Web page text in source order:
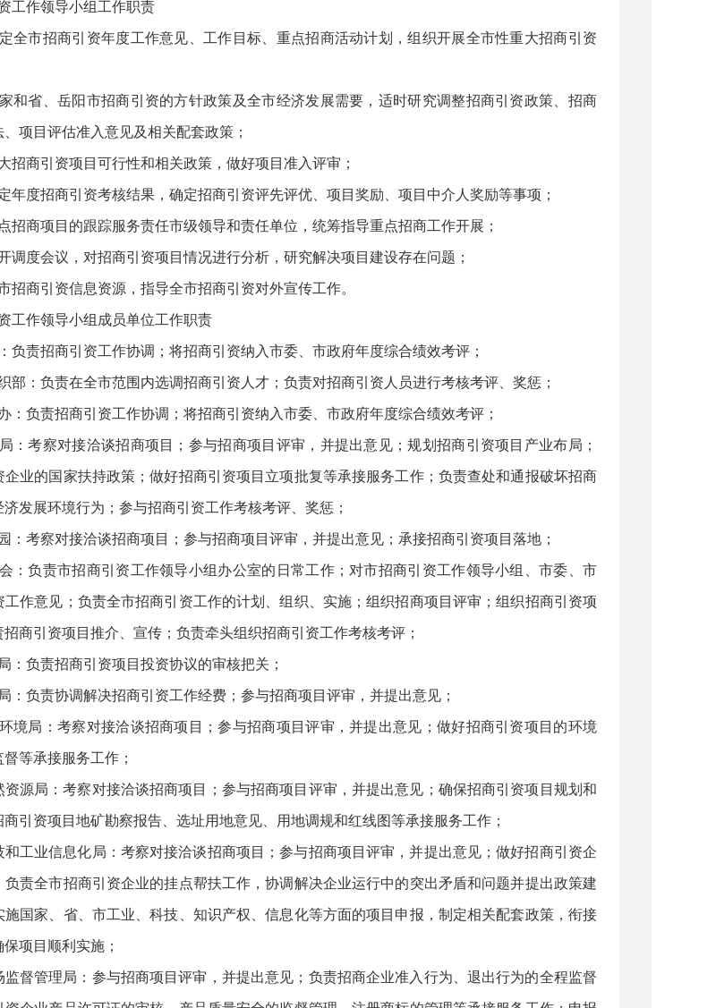
工作领导小组工作职责
定全市招商引资年度工作意见、工作目标、重点招商活动计划，组织开展全市性重大招商引资
家和省、岳阳市招商引资的方针政策及全市经济发展需要，适时研究调整招商引资政策、招商
项目评估准入意见及相关配套政策；
招商引资项目可行性和相关政策，做好项目准入评审；
年度招商引资考核结果，确定招商引资评先评优、项目奖励、项目中介人奖励等事项；
招商项目的跟踪服务责任市级领导和责任单位，统筹指导重点招商工作开展；
调度会议，对招商引资项目情况进行分析，研究解决项目建设存在问题；
招商引资信息资源，指导全市招商引资对外宣传工作。
工作领导小组成员单位工作职责
负责招商引资工作协调；将招商引资纳入市委、市政府年度综合绩效考评；
部：负责在全市范围内选调招商引资人才；负责对招商引资人员进行考核考评、奖惩；
：负责招商引资工作协调；将招商引资纳入市委、市政府年度综合绩效考评；
局：考察对接洽谈招商项目；参与招商项目评审，并提出意见；规划招商引资项目产业布局；
企业的国家扶持政策；做好招商引资项目立项批复等承接服务工作；负责查处和通报破坏招商
发展环境行为；参与招商引资工作考核考评、奖惩；
：考察对接洽谈招商项目；参与招商项目评审，并提出意见；承接招商引资项目落地；
会：负责市招商引资工作领导小组办公室的日常工作；对市招商引资工作领导小组、市委、市
工作意见；负责全市招商引资工作的计划、组织、实施；组织招商项目评审；组织招商引资项
招商引资项目推介、宣传；负责牵头组织招商引资工作考核考评；
：负责招商引资项目投资协议的审核把关；
：负责协调解决招商引资工作经费；参与招商项目评审，并提出意见；
环境局：考察对接洽谈招商项目；参与招商项目评审，并提出意见；做好招商引资项目的环境
等承接服务工作；
资源局：考察对接洽谈招商项目；参与招商项目评审，并提出意见；确保招商引资项目规划和
引资项目地矿勘察报告、选址用地意见、用地调规和红线图等承接服务工作；
和工业信息化局：考察对接洽谈招商项目；参与招商项目评审，并提出意见；做好招商引资企
负责全市招商引资企业的挂点帮扶工作，协调解决企业运行中的突出矛盾和问题并提出政策建
施国家、省、市工业、科技、知识产权、信息化等方面的项目申报，制定相关配套政策，衔接
项目顺利实施；
监督管理局：参与招商项目评审，并提出意见；负责招商企业准入行为、退出行为的全程监督